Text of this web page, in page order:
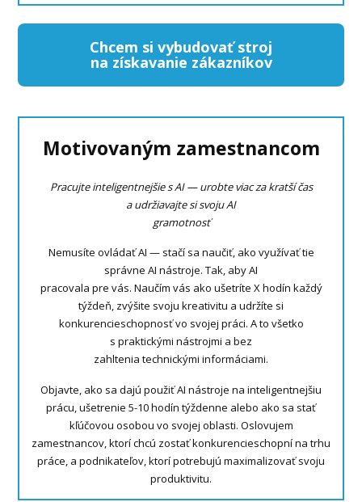
Chcem si vybudovať stroj
na získavanie zákazníkov
Motivovaným zamestnancom
Pracujte inteligentnejšie s AI — urobte viac za kratší čas
a udržiavajte si svoju AI
gramotnosť
Nemusíte ovládať AI — stačí sa naučiť, ako využívať tie
správne AI nástroje. Tak, aby AI
pracovala pre vás. Naučím vás ako ušetríte X hodín každý
týždeň, zvýšite svoju kreativitu a udržíte si
konkurencieschopnosť vo svojej práci. A to všetko
s praktickými nástrojmi a bez
zahltenia technickými informáciami.
Objavte, ako sa dajú použiť AI nástroje na inteligentnejšiu
prácu, ušetrenie 5-10 hodín týždenne alebo ako sa stať
kľúčovou osobou vo svojej oblasti. Oslovujem
zamestnancov, ktorí chcú zostať konkurencieschopní na trhu
práce, a podnikateľov, ktorí potrebujú maximalizovať svoju
produktivitu.